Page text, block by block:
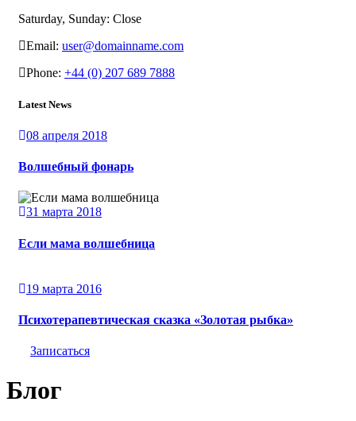
Saturday, Sunday: Close
Email: user@domainname.com
Phone: +44 (0) 207 689 7888
Latest News
08 апреля 2018
Волшебный фонарь
31 марта 2018
Если мама волшебница
19 марта 2016
Психотерапевтическая сказка «Золотая рыбка»
Записаться
Блог